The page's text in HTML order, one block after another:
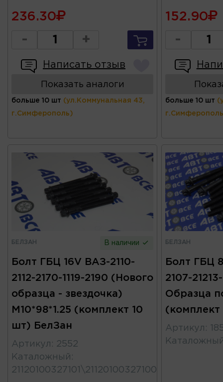
236.30
- +
Написать отзыв
Показать аналоги
больше 10 шт (ул.Коммунальная 43,
г.Симферополь)
152.90
-
больше 10 шт
БЕЛЗАН В наличии
Болт ГБЦ 16V ВАЗ-2110-
2112-2170-1119-2190 (Нового
образца - звездочка)
M10*98*1.25 (комплект 10
шт) БелЗан
Артикул : 2552
Каталожный :
21120100327101\21120100327100
БЕЛЗАН
Болт ГБЦ
2107-
Образца
Артикул :